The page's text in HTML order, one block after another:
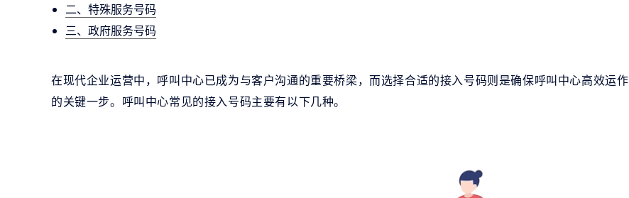
二、特殊服务号码
三、政府服务号码
在现代企业运营中，呼叫中心已成为与客户沟通的重要桥梁，而选择合适的接入号码则是确保呼叫中心高效运作
的关键一步。呼叫中心常见的接入号码主要有以下几种。